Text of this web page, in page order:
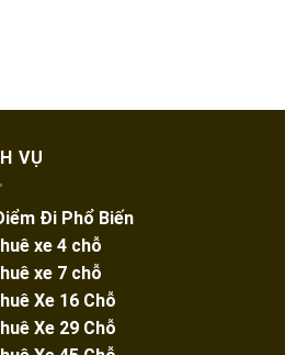
VỤ
Đi Phổ Biến
xe 4 chỗ
xe 7 chỗ
Xe 16 Chỗ
Xe 29 Chỗ